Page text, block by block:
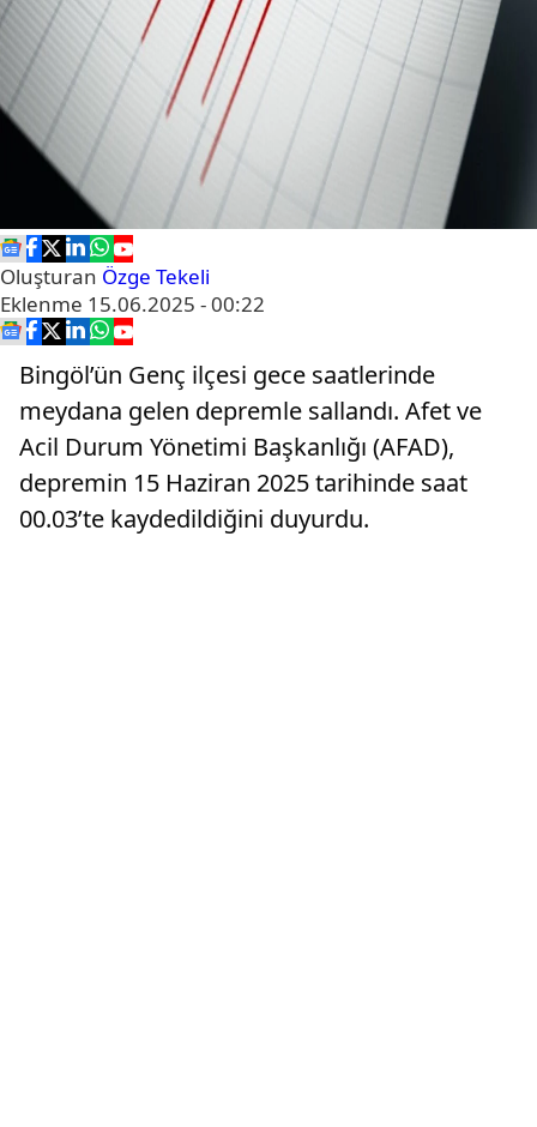
Oluşturan Özge Tekeli
Eklenme 15.06.2025 - 00:22
Bingöl’ün Genç ilçesi gece saatlerinde
meydana gelen depremle sallandı. Afet ve
Acil Durum Yönetimi Başkanlığı (AFAD),
depremin 15 Haziran 2025 tarihinde saat
00.03’te kaydedildiğini duyurdu.